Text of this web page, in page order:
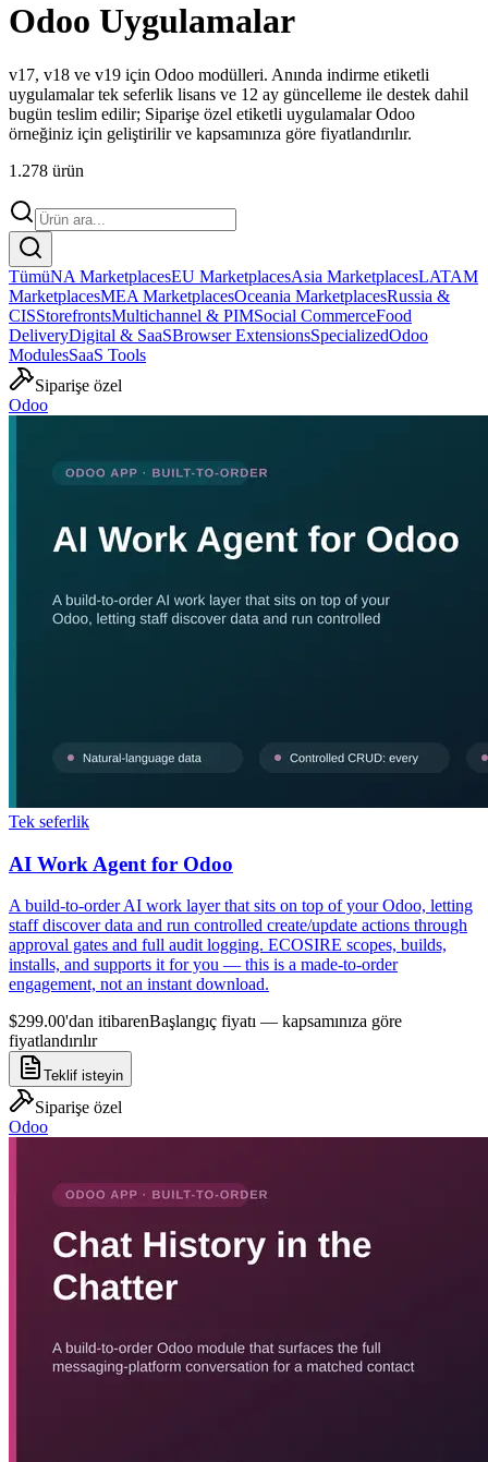
Odoo Uygulamalar
v17, v18 ve v19 için Odoo modülleri. Anında indirme etiketli
uygulamalar tek seferlik lisans ve 12 ay güncelleme ile destek dahil
bugün teslim edilir; Siparişe özel etiketli uygulamalar Odoo
örneğiniz için geliştirilir ve kapsamınıza göre fiyatlandırılır.
1.278 ürün
TümüNA MarketplacesEU MarketplacesAsia MarketplacesLATAM
MarketplacesMEA MarketplacesOceania MarketplacesRussia &
CISStorefrontsMultichannel & PIMSocial CommerceFood
DeliveryDigital & SaaSBrowser ExtensionsSpecializedOdoo
ModulesSaaS Tools
Siparişe özel
Odoo
Tek seferlik
AI Work Agent for Odoo
A build-to-order AI work layer that sits on top of your Odoo, letting
staff discover data and run controlled create/update actions through
approval gates and full audit logging. ECOSIRE scopes, builds,
installs, and supports it for you — this is a made-to-order
engagement, not an instant download.
$299.00'dan itibarenBaşlangıç fiyatı — kapsamınıza göre
fiyatlandırılır
Teklif isteyin
Siparişe özel
Odoo